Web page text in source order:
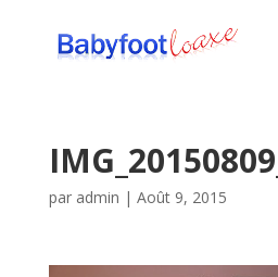
par admin | Août 9, 2015